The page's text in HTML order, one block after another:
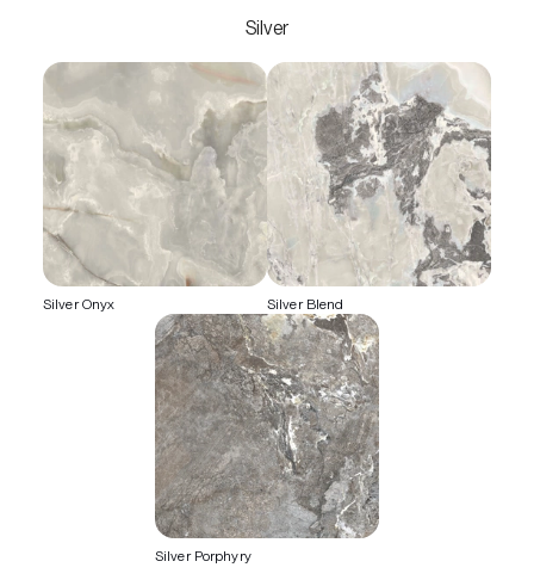
Silver
Silver Onyx Silver Blend
Silver Porphyry